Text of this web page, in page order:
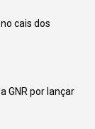
cais dos
GNR por lançar